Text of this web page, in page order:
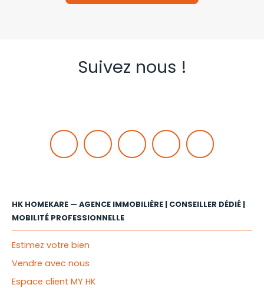
Suivez nous !
HK HOMEKARE — AGENCE IMMOBILIÈRE | CONSEILLER DÉDIÉ |
MOBILITÉ PROFESSIONNELLE
Estimez votre bien
Vendre avec nous
Espace client MY HK